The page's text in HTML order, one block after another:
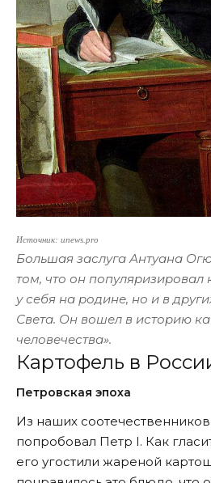
Источник: unews.pro
Большая заслуга Антуана
том, что он популяризировал
у себя на родине, но и в
Света. Он вошел в историю
человечества».
Картофель в
Петровская эпоха
Из наших
попробовал Петр I. Как
его угостили жареной